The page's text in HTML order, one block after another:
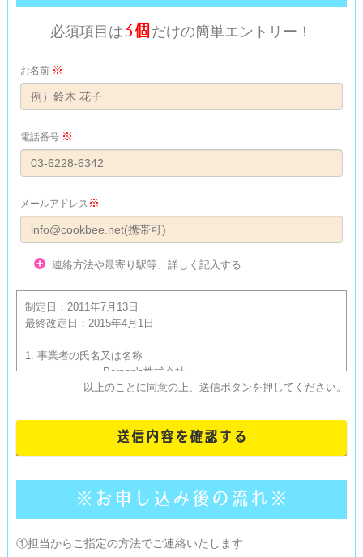
必須項目は3個 だけの簡単エントリー！
お名前 ※
電話番号 ※
メールアドレス ※
連絡方法や最寄り駅等、詳しく記入する
制定日：2011年7月13日
最終改定日：2015年4月1日
1. 事業者の氏名又は名称
			Person's株式会社
連絡先
る個人情報の利用目的
			当社が「閲覧申込み」フォームで取得した個人情
的外の利用はいたしません。
以上のことに同意の上、送信ボタンを押してください。
※お申し込み後の流れ※
①担当からご指定の方法でご連絡いたします